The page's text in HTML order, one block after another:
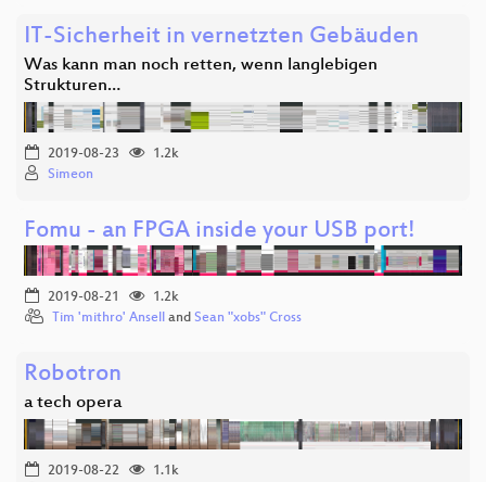
IT-Sicherheit in vernetzten Gebäuden
Was kann man noch retten, wenn langlebigen
Strukturen…
2019-08-23
1.2k
Simeon
Fomu - an FPGA inside your USB port!
2019-08-21
1.2k
Tim 'mithro' Ansell and Sean "xobs" Cross
Robotron
a tech opera
2019-08-22
1.1k